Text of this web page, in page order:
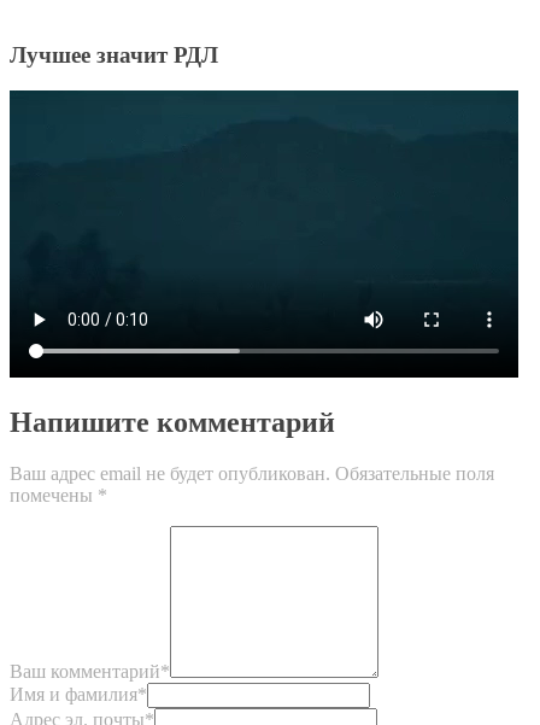
Лучшее значит РДЛ
Напишите комментарий
Ваш адрес email не будет опубликован. Обязательные поля
помечены *
Ваш комментарий*
Имя и фамилия*
Адрес эл. почты*